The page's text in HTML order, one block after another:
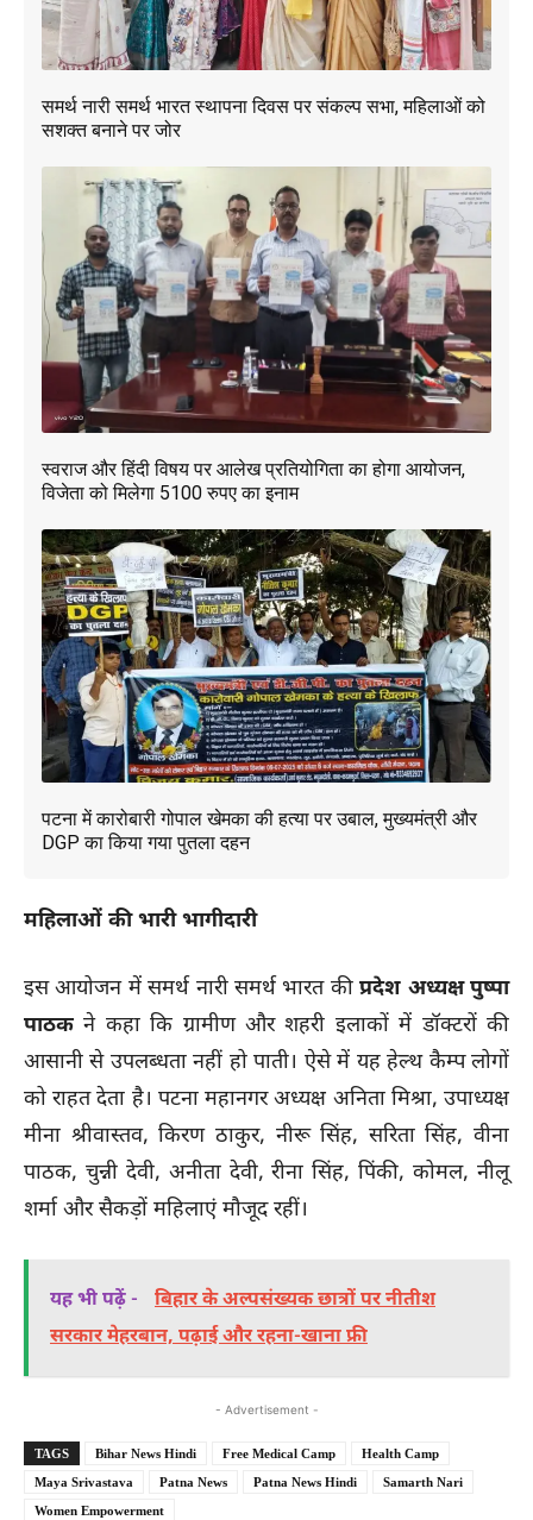
समर्थ नारी समर्थ भारत स्थापना दिवस पर संकल्प सभा, महिलाओं को
सशक्त बनाने पर जोर
स्वराज और हिंदी विषय पर आलेख प्रतियोगिता का होगा आयोजन,
विजेता को मिलेगा 5100 रुपए का इनाम
पटना में कारोबारी गोपाल खेमका की हत्या पर उबाल, मुख्यमंत्री और
DGP का किया गया पुतला दहन
महिलाओं की भारी भागीदारी
इस आयोजन में समर्थ नारी समर्थ भारत कीप्रदेश अध्यक्ष पुष्पा
पाठक ने कहा कि ग्रामीण और शहरी इलाकों में डॉक्टरों की
आसानी से उपलब्धता नहीं हो पाती। ऐसे में यह हेल्थ कैम्प लोगों
को राहत देता है। पटना महानगर अध्यक्ष अनिता मिश्रा, उपाध्यक्ष
मीना श्रीवास्तव, किरण ठाकुर, नीरू सिंह, सरिता सिंह, वीना
पाठक, चुन्नी देवी, अनीता देवी, रीना सिंह, पिंकी, कोमल, नीलू
शर्मा और सैकड़ों महिलाएं मौजूद रहीं।
यह भी पढ़ें -
बिहार के अल्पसंख्यक छात्रों पर नीतीश
सरकार मेहरबान, पढ़ाई और रहना-खाना फ्री
- Advertisement -
TAGS Bihar News Hindi Free Medical Camp
Health Camp
Maya Srivastava
Patna News Patna News Hindi
Samarth Nari
Women Empowerment